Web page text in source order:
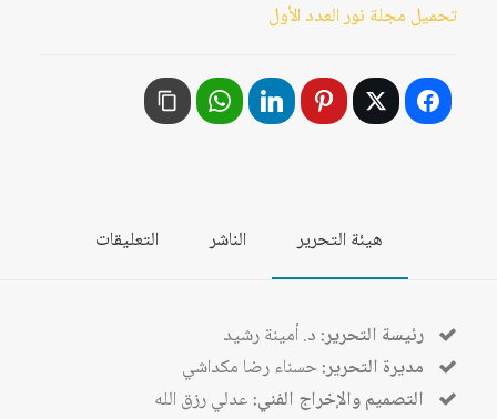
تحميل مجلة نور العدد الأول
هيئة التحرير الناشر التعليقات
رئيسة التحرير:د. أمينة رشيد
مديرة التحرير:حسناء رضا مكداشي
التصميم والإخراج الفني:عدلي رزق الله